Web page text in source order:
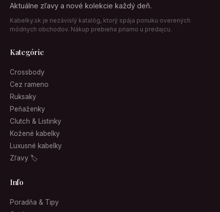
Aktuálne zľavy a nové kolekcie každý deň.
Kabelky.sk je nezávislý katalóg, ktorý spája ponuku overených
módnych obchodov. Nákup prebieha priamo u predajcu.
Kategórie
Crossbody
Cez rameno
Ruksaky
Peňaženky
Clutch & Listinky
Kožené kabelky
Luxusné kabelky
Zľavy 🏷
Info
Poradňa & Tipy